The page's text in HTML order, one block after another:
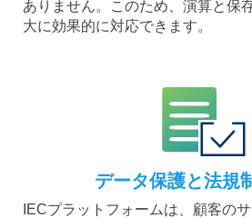
ありません。このため、演算と保
大に効果的に対応できます。
データ保護と法規
IECプラットフォームは、顧客の